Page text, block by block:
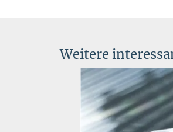
Weitere